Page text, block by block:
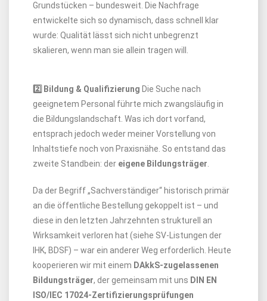
Grundstücken – bundesweit. Die Nachfrage
entwickelte sich so dynamisch, dass schnell klar
wurde: Qualität lässt sich nicht unbegrenzt
skalieren, wenn man sie allein tragen will.
2️⃣ Bildung & Qualifizierung Die Suche nach
geeignetem Personal führte mich zwangsläufig in
die Bildungslandschaft. Was ich dort vorfand,
entsprach jedoch weder meiner Vorstellung von
Inhaltstiefe noch von Praxisnähe. So entstand das
zweite Standbein: der eigene Bildungsträger
Da der Begriff „Sachverständiger“ historisch primär
an die öffentliche Bestellung gekoppelt ist – und
diese in den letzten Jahrzehnten strukturell an
Wirksamkeit verloren hat (siehe SV-Listungen der
IHK, BDSF) – war ein anderer Weg erforderlich. Heute
kooperieren wir mit einem DAkkS-zugelassenen
Bildungsträger, der gemeinsam mit uns DIN EN
ISO/IEC 17024-Zertifizierungsprüfungen